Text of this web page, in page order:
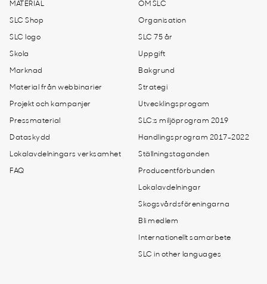
MATERIAL
SLC Shop
SLC logo
Skola
Marknad
Material från webbinarier
Projekt och kampanjer
Pressmaterial
Dataskydd
Lokalavdelningars verksamhet
FAQ
OM SLC
Organisation
SLC 75 år
Uppgift
Bakgrund
Strategi
Utvecklingsprogam
SLC:s miljöprogram 2019
Handlingsprogram 2017-2022
Ställningstaganden
Producentförbunden
Lokalavdelningar
Skogsvårdsföreningarna
Bli medlem
Internationellt samarbete
SLC in other languages